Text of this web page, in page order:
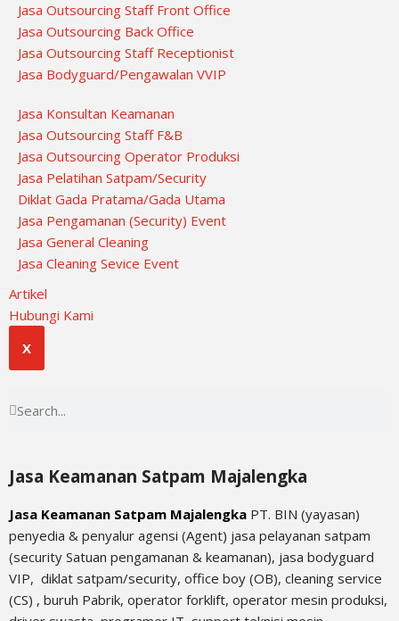
Jasa Outsourcing Staff Front Office
Jasa Outsourcing Back Office
Jasa Outsourcing Staff Receptionist
Jasa Bodyguard/Pengawalan VVIP
Jasa Konsultan Keamanan
Jasa Outsourcing Staff F&B
Jasa Outsourcing Operator Produksi
Jasa Pelatihan Satpam/Security
Diklat Gada Pratama/Gada Utama
Jasa Pengamanan (Security) Event
Jasa General Cleaning
Jasa Cleaning Sevice Event
Artikel
Hubungi Kami
X
Jasa Keamanan Satpam Majalengka
Jasa Keamanan Satpam Majalengka PT. BIN (yayasan)
penyedia & penyalur agensi (Agent) jasa pelayanan satpam
(security Satuan pengamanan & keamanan), jasa bodyguard
VIP, diklat satpam/security, office boy (OB), cleaning service
(CS) , buruh Pabrik, operator forklift, operator mesin produksi,